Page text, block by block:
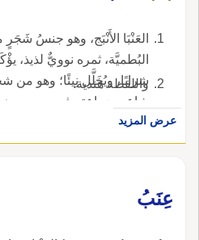
العَنْبَا الأَنْبَج، وهو جنسُ
البُطميَّة، ثمره نوويٌّ لذيذ،
شرابًا، ويُخَلَّل نِيئًا؛ وهو من
شاعت زراعته في مصر، وهو
المَنْجة.
واللفظة هندية.
عرض المزيد
عِنَبُ